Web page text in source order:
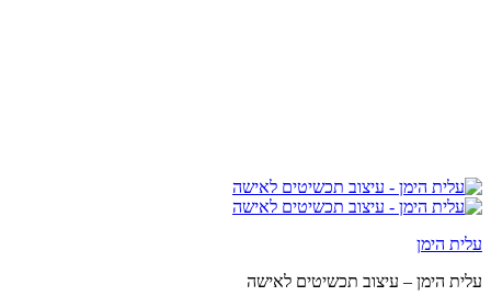
עלית הימן
עלית הימן – עיצוב תכשיטים לאישה